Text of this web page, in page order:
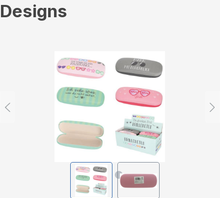
Designs
Bildergalerie überspringen